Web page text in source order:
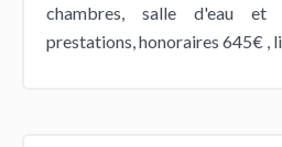
chambres, salle d'eau et
prestations, honoraires 645€ ,